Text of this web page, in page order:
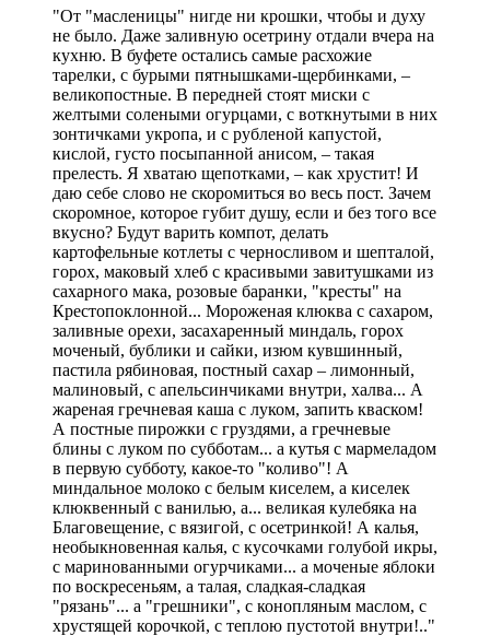
"От "масленицы" нигде ни крошки, чтобы и духу
не было. Даже заливную осетрину отдали вчера на
кухню. В буфете остались самые расхожие
тарелки, с бурыми пятнышками-щербинками, –
великопостные. В передней стоят миски с
желтыми солеными огурцами, с воткнутыми в них
зонтичками укропа, и с рубленой капустой,
кислой, густо посыпанной анисом, – такая
прелесть. Я хватаю щепотками, – как хрустит! И
даю себе слово не скоромиться во весь пост. Зачем
скоромное, которое губит душу, если и без того все
вкусно? Будут варить компот, делать
картофельные котлеты с черносливом и шепталой,
горох, маковый хлеб с красивыми завитушками из
сахарного мака, розовые баранки, "кресты" на
Крестопоклонной... Мороженая клюква с сахаром,
заливные орехи, засахаренный миндаль, горох
моченый, бублики и сайки, изюм кувшинный,
пастила рябиновая, постный сахар – лимонный,
малиновый, с апельсинчиками внутри, халва... А
жареная гречневая каша с луком, запить кваском!
А постные пирожки с груздями, а гречневые
блины с луком по субботам... а кутья с мармеладом
в первую субботу, какое-то "коливо"! А
миндальное молоко с белым киселем, а киселек
клюквенный с ванилью, а... великая кулебяка на
Благовещение, с вязигой, с осетринкой! А калья,
необыкновенная калья, с кусочками голубой икры,
с маринованными огурчиками... а моченые яблоки
по воскресеньям, а талая, сладкая-сладкая
"рязань"... а "грешники", с конопляным маслом, с
хрустящей корочкой, с теплою пустотой внутри!.."